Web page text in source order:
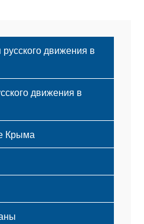
движения в
движения в
Крыма